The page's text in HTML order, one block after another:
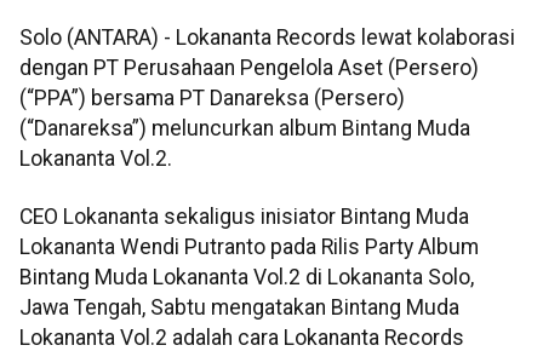
Solo (ANTARA) - Lokananta Records lewat kolaborasi
dengan PT Perusahaan Pengelola Aset (Persero)
(“PPA”) bersama PT Danareksa (Persero)
(“Danareksa”) meluncurkan album Bintang Muda
Lokananta Vol.2.
CEO Lokananta sekaligus inisiator Bintang Muda
Lokananta Wendi Putranto pada Rilis Party Album
Bintang Muda Lokananta Vol.2 di Lokananta Solo,
Jawa Tengah, Sabtu mengatakan Bintang Muda
Lokananta Vol.2 adalah cara Lokananta Records